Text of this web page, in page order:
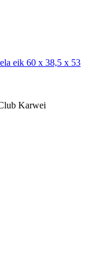
eik 60 x 38,5 x 53
Karwei